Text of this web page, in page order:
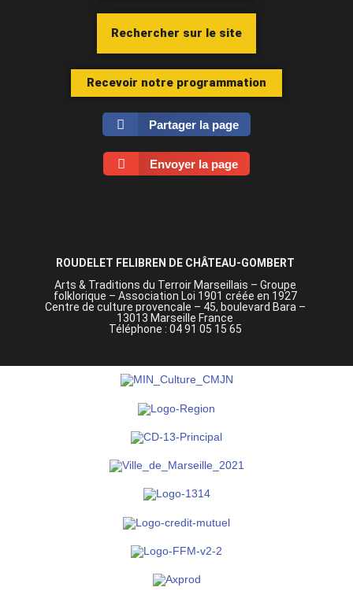
Rechercher sur le site
Recevoir notre programmation
Partager la page
Envoyer la page
ROUDELET FELIBREN DE CHÂTEAU-GOMBERT
Arts & Traditions du Terroir Marseillais – Groupe
folklorique – Association Loi 1901 créée en 1927
Centre de culture provençale – 45, boulevard Bara –
13013 Marseille France
Téléphone : 04 91 05 15 65